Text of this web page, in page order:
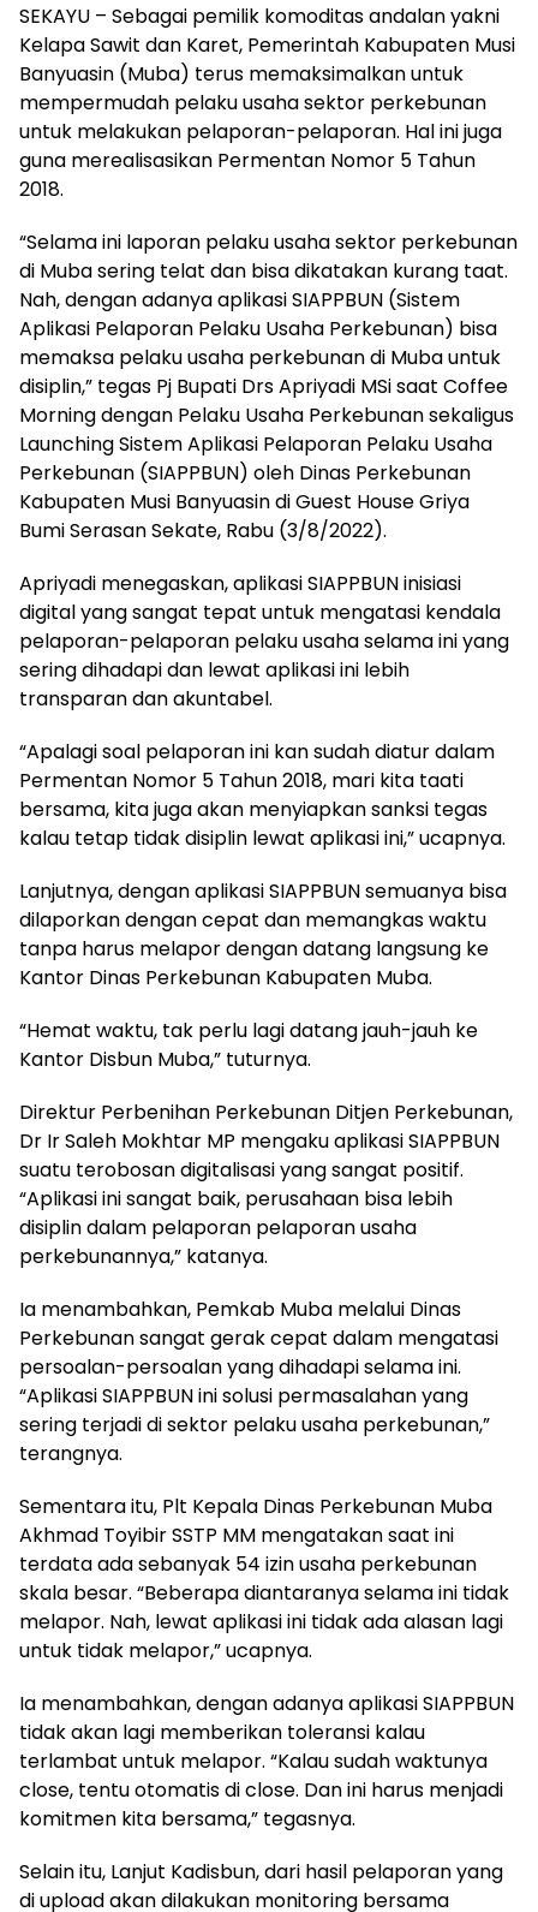
SEKAYU – Sebagai pemilik komoditas andalan yakni
Kelapa Sawit dan Karet, Pemerintah Kabupaten Musi
Banyuasin (Muba) terus memaksimalkan untuk
mempermudah pelaku usaha sektor perkebunan
untuk melakukan pelaporan-pelaporan. Hal ini juga
guna merealisasikan Permentan Nomor 5 Tahun
2018.
“Selama ini laporan pelaku usaha sektor perkebunan
di Muba sering telat dan bisa dikatakan kurang taat.
Nah, dengan adanya aplikasi SIAPPBUN (Sistem
Aplikasi Pelaporan Pelaku Usaha Perkebunan) bisa
memaksa pelaku usaha perkebunan di Muba untuk
disiplin,” tegas Pj Bupati Drs Apriyadi MSi saat Coffee
Morning dengan Pelaku Usaha Perkebunan sekaligus
Launching Sistem Aplikasi Pelaporan Pelaku Usaha
Perkebunan (SIAPPBUN) oleh Dinas Perkebunan
Kabupaten Musi Banyuasin di Guest House Griya
Bumi Serasan Sekate, Rabu (3/8/2022).
Apriyadi menegaskan, aplikasi SIAPPBUN inisiasi
digital yang sangat tepat untuk mengatasi kendala
pelaporan-pelaporan pelaku usaha selama ini yang
sering dihadapi dan lewat aplikasi ini lebih
transparan dan akuntabel.
“Apalagi soal pelaporan ini kan sudah diatur dalam
Permentan Nomor 5 Tahun 2018, mari kita taati
bersama, kita juga akan menyiapkan sanksi tegas
kalau tetap tidak disiplin lewat aplikasi ini,” ucapnya.
Lanjutnya, dengan aplikasi SIAPPBUN semuanya bisa
dilaporkan dengan cepat dan memangkas waktu
tanpa harus melapor dengan datang langsung ke
Kantor Dinas Perkebunan Kabupaten Muba.
“Hemat waktu, tak perlu lagi datang jauh-jauh ke
Kantor Disbun Muba,” tuturnya.
Direktur Perbenihan Perkebunan Ditjen Perkebunan,
Dr Ir Saleh Mokhtar MP mengaku aplikasi SIAPPBUN
suatu terobosan digitalisasi yang sangat positif.
“Aplikasi ini sangat baik, perusahaan bisa lebih
disiplin dalam pelaporan pelaporan usaha
perkebunannya,” katanya.
Ia menambahkan, Pemkab Muba melalui Dinas
Perkebunan sangat gerak cepat dalam mengatasi
persoalan-persoalan yang dihadapi selama ini.
“Aplikasi SIAPPBUN ini solusi permasalahan yang
sering terjadi di sektor pelaku usaha perkebunan,”
terangnya.
Sementara itu, Plt Kepala Dinas Perkebunan Muba
Akhmad Toyibir SSTP MM mengatakan saat ini
terdata ada sebanyak 54 izin usaha perkebunan
skala besar. “Beberapa diantaranya selama ini tidak
melapor. Nah, lewat aplikasi ini tidak ada alasan lagi
untuk tidak melapor,” ucapnya.
Ia menambahkan, dengan adanya aplikasi SIAPPBUN
tidak akan lagi memberikan toleransi kalau
terlambat untuk melapor. “Kalau sudah waktunya
close, tentu otomatis di close. Dan ini harus menjadi
komitmen kita bersama,” tegasnya.
Selain itu, Lanjut Kadisbun, dari hasil pelaporan yang
di upload akan dilakukan monitoring bersama